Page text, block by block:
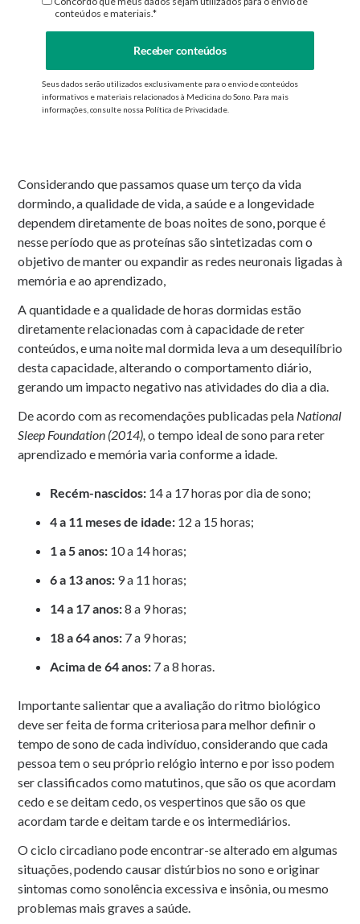
conteúdos e materiais.*
Receber conteúdos
Seus dados serão utilizados exclusivamente para o envio de conteúdos
informativos e materiais relacionados à Medicina do Sono. Para mais
informações, consulte nossa Política de Privacidade.
Considerando que passamos quase um terço da vida
dormindo, a qualidade de vida, a saúde e a longevidade
dependem diretamente de boas noites de sono, porque é
nesse período que as proteínas são sintetizadas com o
objetivo de manter ou expandir as redes neuronais ligadas à
memória e ao aprendizado,
A quantidade e a qualidade de horas dormidas estão
diretamente relacionadas com à capacidade de reter
conteúdos, e uma noite mal dormida leva a um desequilíbrio
desta capacidade, alterando o comportamento diário,
gerando um impacto negativo nas atividades do dia a dia.
De acordo com as recomendações publicadas pela National
Sleep Foundation (2014), o tempo ideal de sono para reter
aprendizado e memória varia conforme a idade.
Recém-nascidos: 14 a 17 horas por dia de sono;
4 a 11 meses de idade: 12 a 15 horas;
1 a 5 anos: 10 a 14 horas;
6 a 13 anos: 9 a 11 horas;
14 a 17 anos:8 a 9 horas;
18 a 64 anos: 7 a 9 horas;
Acima de 64 anos: 7 a 8 horas.
Importante salientar que a avaliação do ritmo biológico
deve ser feita de forma criteriosa para melhor definir o
tempo de sono de cada indivíduo, considerando que cada
pessoa tem o seu próprio relógio interno e por isso podem
ser classificados como matutinos, que são os que acordam
cedo e se deitam cedo, os vespertinos que são os que
acordam tarde e deitam tarde e os intermediários.
O ciclo circadiano pode encontrar-se alterado em algumas
situações, podendo causar distúrbios no sono e originar
sintomas como sonolência excessiva e insônia, ou mesmo
problemas mais graves a saúde.